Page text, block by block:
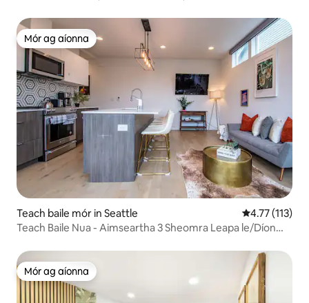
Mór ag aíonna
Mór ag aíonna
Teach baile mór in Seattle Meánrátáil
4.77 (113)
Teach Baile Nua - Aimseartha 3 Sheomra Leapa le/Díon
Mór ag aíonna
Mór ag aíonna